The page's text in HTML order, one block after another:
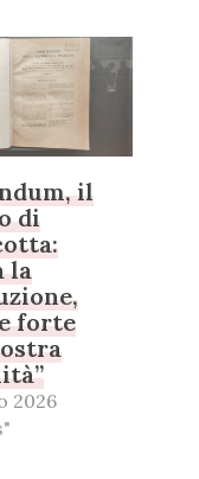
il
di
la
forte
2026